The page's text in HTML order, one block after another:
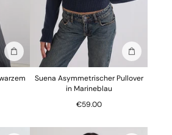
In die Tasche stecken In die
Suena Asymmetrischer Pullover
in Marineblau
€59.00